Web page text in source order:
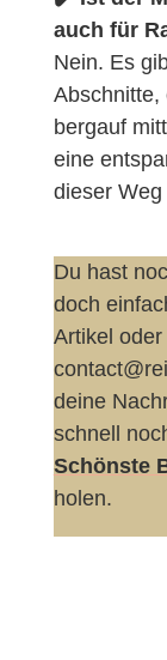
auch für
Nein. Es
Abschnitte,
bergauf
eine
dieser
Du hast
doch
Artikel
deine
schnell
Schönste
holen.